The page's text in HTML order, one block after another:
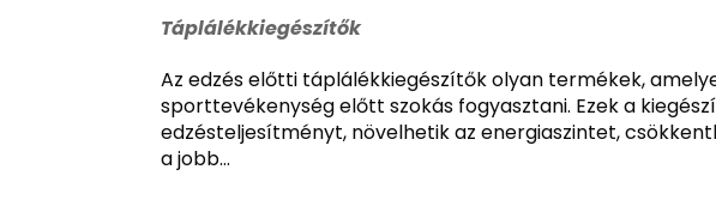
Táplálékkiegészítők
Az edzés előtti táplálékkiegészítők olyan termékek,
sporttevékenység előtt szokás fogyasztani. Ezek a
edzésteljesítményt, növelhetik az energiaszintet,
a jobb...